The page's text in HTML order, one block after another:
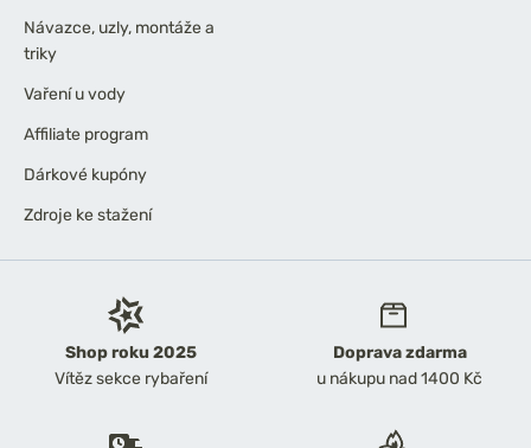
Shop roku 2025
Vítěz sekce rybaření
Doprava zdarma
u nákupu nad 1400 Kč
Návazce, uzly, montáže a
triky
Vaření u vody
Affiliate program
Dárkové kupóny
Zdroje ke stažení